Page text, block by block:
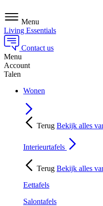
Menu
Living Essentials
Contact us
Menu
Account
Talen
Wonen
Terug Bekijk alles
Interieurtafels
Terug Bekijk alles
Eettafels
Salontafels